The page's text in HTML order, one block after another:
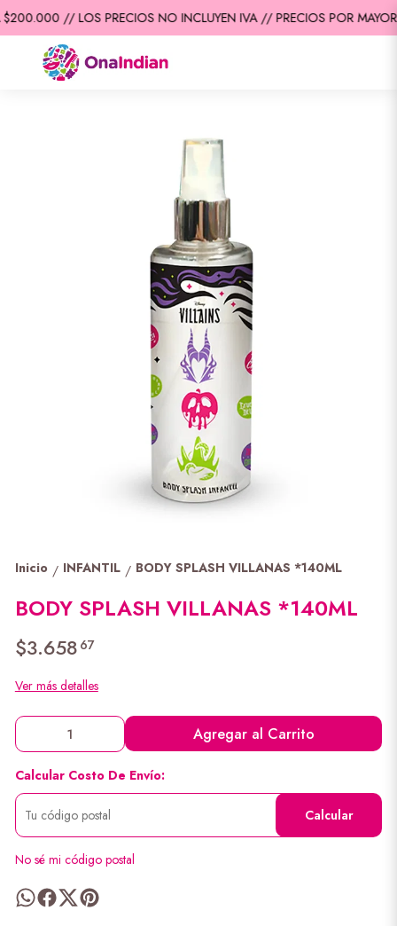
// LOS PRECIOS NO INCLUYEN IVA // PRECIOS POR MAYOR
Inicio / INFANTIL / BODY SPLASH VILLANAS *140ML
BODY SPLASH VILLANAS *140ML
$3.658 67
Ver más detalles
Agregar al Carrito
Calcular Costo De Envío:
Calcular
No sé mi código postal